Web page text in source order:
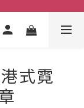
式霓